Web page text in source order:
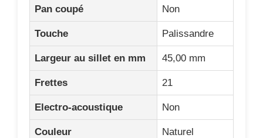
Pan coupé Non
Touche Palissandre
Largeur au sillet en mm 45,00 mm
Frettes 21
Electro-acoustique Non
Couleur Naturel